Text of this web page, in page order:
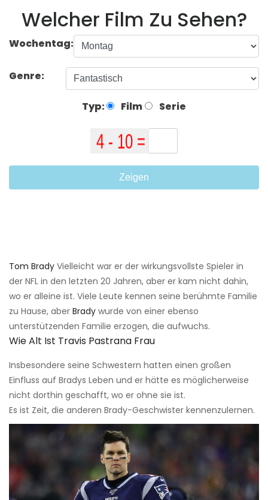
Welcher Film Zu Sehen?
Wochentag:
Genre:
Typ: Film Serie
Zeigen
Tom Brady Vielleicht war er der wirkungsvollste Spieler in
der NFL in den letzten 20 Jahren, aber er kam nicht dahin,
wo er alleine ist. Viele Leute kennen seine berühmte Familie
zu Hause, aber Brady wurde von einer ebenso
unterstützenden Familie erzogen, die aufwuchs.
Wie Alt Ist Travis Pastrana Frau
Insbesondere seine Schwestern hatten einen großen
Einfluss auf Bradys Leben und er hätte es möglicherweise
nicht dorthin geschafft, wo er ohne sie ist.
Es ist Zeit, die anderen Brady-Geschwister kennenzulernen.